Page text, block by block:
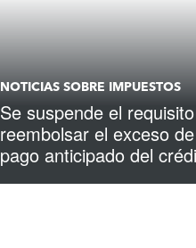
NOTICIAS SOBRE IMPUESTOS
Se suspende el
reembolsar el exceso de
pago anticipado del